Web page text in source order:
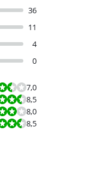
36
11
4
0
7,0
8,5
8,0
8,5